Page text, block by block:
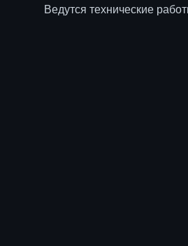
Ведутся технические